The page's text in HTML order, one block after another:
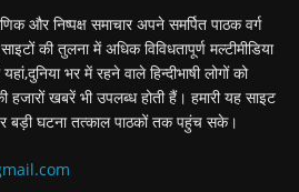
और निष्पक्ष समाचार अपने समर्पित पाठक वर्ग
की तुलना में अधिक विविधतापूर्ण मल्टीमीडिया
भर में रहने वाले हिन्दीभाषी लोगों को
हजारों खबरें भी उपलब्ध होती हैं। हमारी यह साइट
बड़ी घटना तत्काल पाठकों तक पहुंच सके।